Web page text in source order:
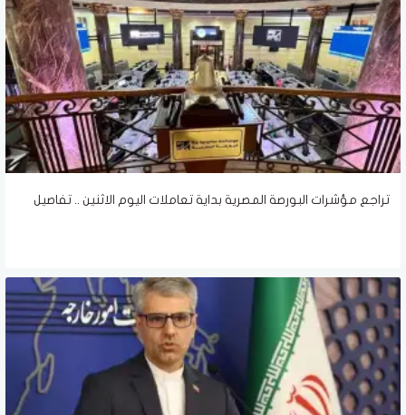
تراجع مؤشرات البورصة المصرية بداية تعاملات اليوم الاثنين .. تفاصيل